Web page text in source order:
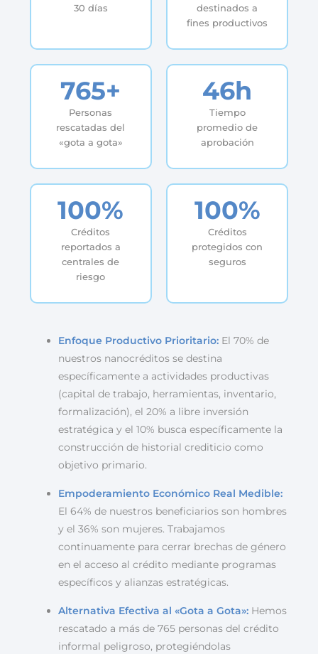
30 días
destinados a
fines productivos
765+
Personas
rescatadas del
«gota a gota»
46h
Tiempo
promedio de
aprobación
100%
Créditos
reportados a
centrales de
riesgo
100%
Créditos
protegidos con
seguros
Enfoque Productivo Prioritario:El 70% de
nuestros nanocréditos se destina
específicamente a actividades productivas
(capital de trabajo, herramientas, inventario,
formalización), el 20% a libre inversión
estratégica y el 10% busca específicamente la
construcción de historial crediticio como
objetivo primario.
Empoderamiento Económico Real Medible:
El 64% de nuestros beneficiarios son hombres
y el 36% son mujeres. Trabajamos
continuamente para cerrar brechas de género
en el acceso al crédito mediante programas
específicos y alianzas estratégicas.
Alternativa Efectiva al «Gota a Gota»:Hemos
rescatado a más de 765 personas del crédito
informal peligroso, protegiéndolas